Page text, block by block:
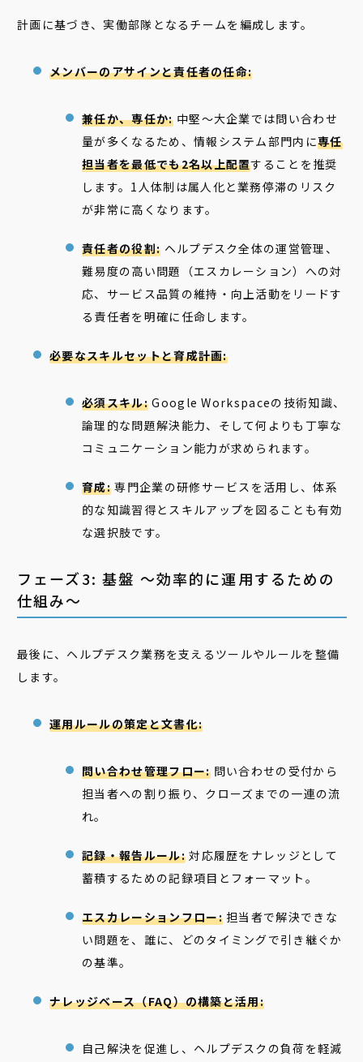
計画に基づき、実働部隊となるチームを編成します。
メンバーのアサインと責任者の任命:
兼任か、専任か:中堅〜大企業では問い合わせ
量が多くなるため、情報システム部門内に専任
担当者を最低でも2名以上配置することを推奨
します。1人体制は属人化と業務停滞のリスク
が非常に高くなります。
責任者の役割: ヘルプデスク全体の運営管理、
難易度の高い問題（エスカレーション）への対
応、サービス品質の維持・向上活動をリードす
る責任者を明確に任命します。
必要なスキルセットと育成計画:
必須スキル:Google Workspaceの技術知識、
論理的な問題解決能力、そして何よりも丁寧な
コミュニケーション能力が求められます。
育成:専門企業の研修サービスを活用し、体系
的な知識習得とスキルアップを図ることも有効
な選択肢です。
フェーズ3: 基盤 〜効率的に運用するための
仕組み〜
最後に、ヘルプデスク業務を支えるツールやルールを整備
します。
運用ルールの策定と文書化:
問い合わせ管理フロー:問い合わせの受付から
担当者への割り振り、クローズまでの一連の流
れ。
記録・報告ルール:対応履歴をナレッジとして
蓄積するための記録項目とフォーマット。
エスカレーションフロー:担当者で解決できな
い問題を、誰に、どのタイミングで引き継ぐか
の基準。
ナレッジベース（FAQ）の構築と活用:
自己解決を促進し、ヘルプデスクの負荷を軽減